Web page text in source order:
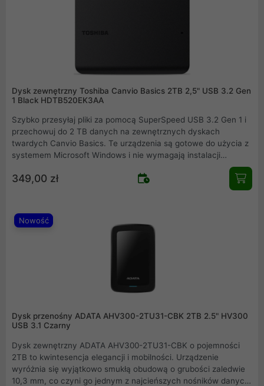
Dysk zewnętrzny Toshiba Canvio Basics 2TB 2,5" USB 3.2 Gen
1 Black HDTB520EK3AA
Szybko przesyłaj pliki za pomocą SuperSpeed USB 3.2 Gen 1 i
przechowuj do 2 TB danych na zewnętrznych dyskach
twardych Canvio Basics. Te urządzenia są gotowe do użycia z
systemem Microsoft Windows i nie wymagają instalacji
wszystkich ulubionych plików nie mogłoby być prostsze.
Niezależnie od tego, czy jesteś przy biurku, czy w podróży,
oznacza, że zawsze będzie wyglądał dobrze. Co więcej, dysk
twardy umożliwia również podłączenie do starszego sprzętu,
349,00 zł
Nowość
Dysk przenośny ADATA AHV300-2TU31-CBK 2TB 2.5" HV300
USB 3.1 Czarny
Dysk zewnętrzny ADATA AHV300-2TU31-CBK o pojemności
2TB to kwintesencja elegancji i mobilności. Urządzenie
wyróżnia się wyjątkowo smukłą obudową o grubości zaledwie
10,3 mm, co czyni go jednym z najcieńszych nośników danych